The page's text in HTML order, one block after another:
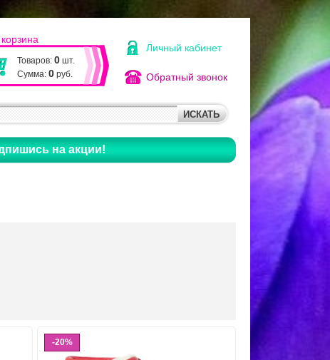
Личный кабинет
Обратный звонок
Товаров: 0 шт.
Сумма: 0 руб.
на акции!
20%